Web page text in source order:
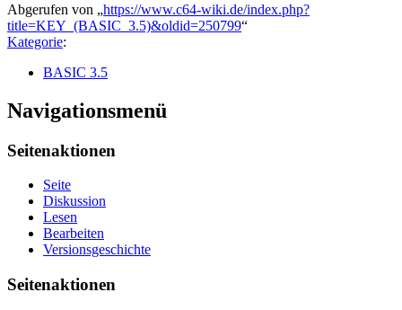
Abgerufen von „https://www.c64-wiki.de/index.php?
title=KEY_(BASIC_3.5)&oldid=250799“
Kategorie:
BASIC 3.5
Navigationsmenü
Seitenaktionen
Seite
Diskussion
Lesen
Bearbeiten
Versionsgeschichte
Seitenaktionen